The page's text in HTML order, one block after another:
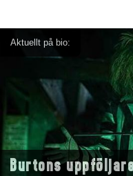
Aktuellt på bio:
Burtons